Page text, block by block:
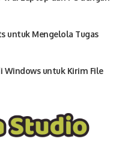
untuk Mengelola Tugas
Windows untuk Kirim File